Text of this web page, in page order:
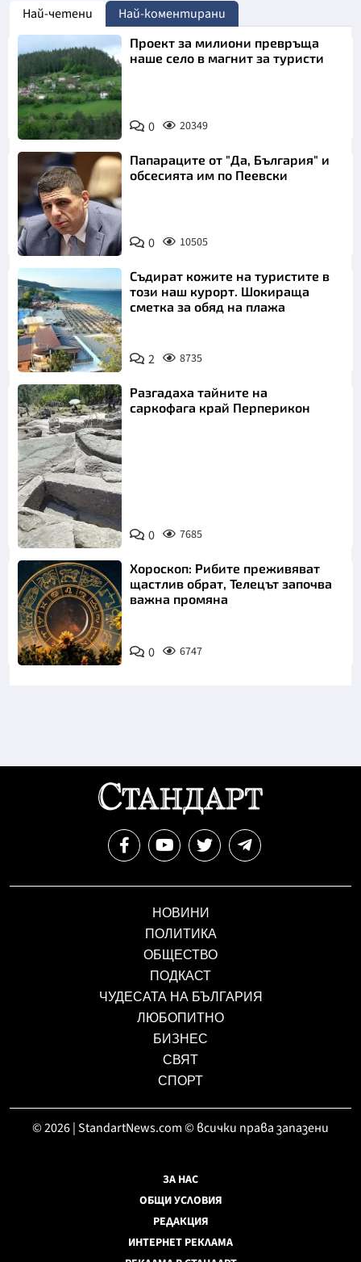
Най-четени Най-коментирани
Проект за милиони превръща
наше село в магнит за туристи
0 20349
Папараците от "Да, България" и
обсесията им по Пеевски
0 10505
Съдират кожите на туристите в
този наш курорт. Шокираща
сметка за обяд на плажа
2 8735
Снимка:
Bulgaria ON
AIR
Разгадаха тайните на
саркофага край Перперикон
0 7685
Хороскоп: Рибите преживяват
щастлив обрат, Телецът започва
важна промяна
0 6747
НОВИНИ
ПОЛИТИКА
ОБЩЕСТВО
ПОДКАСТ
ЧУДЕСАТА НА БЪЛГАРИЯ
ЛЮБОПИТНО
БИЗНЕС
СВЯТ
СПОРТ
© 2026 | StandartNews.com © всички права запазени
ЗА НАС
ОБЩИ УСЛОВИЯ
РЕДАКЦИЯ
ИНТЕРНЕТ РЕКЛАМА